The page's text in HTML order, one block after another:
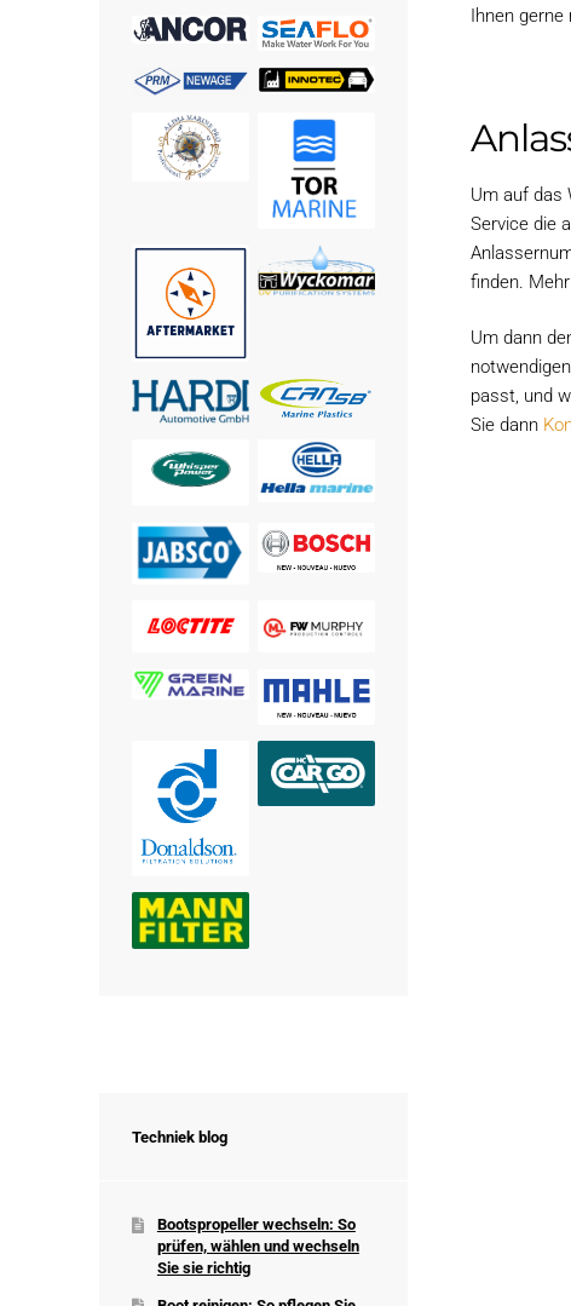
Ihnen
Um auf das
Service die
finden.
Um dann
passt, und
Sie dann
Techniek blog
Bootspropeller wechseln: So
prüfen, wählen und wechseln
Sie sie richtig